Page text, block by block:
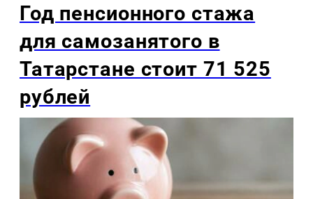
Год пенсионного стажа
для самозанятого в
Татарстане стоит 71 525
рублей